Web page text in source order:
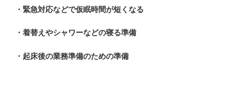
・緊急対応などで仮眠時間が短くなる
・着替えやシャワーなどの寝る準備
・起床後の業務準備のための準備